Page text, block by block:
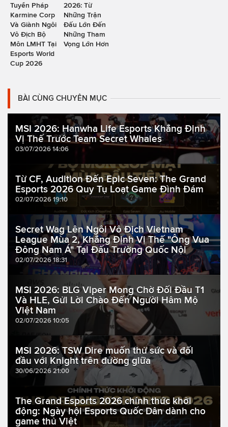
Tuyển Pháp
Karmine Corp
Và Giành Ngôi
Vô Địch Bộ
Môn LMHT Tại
Esports World
Cup 2026
2026: Từ
Những Trận
Đấu Lớn Đến
Những Tham
Vọng Lớn Hơn
BÀI CÙNG CHUYÊN MỤC
MSI 2026: Hanwha Life Esports Khẳng Định
Vị Thế Trước Team Secret Whales
03/07/2026 14:06
Từ CF, Audition Đến Epic Seven: The Grand
Esports 2026 Quy Tụ Loạt Game Đình Đám
02/07/2026 19:10
Secret Wag Lên Ngôi Vô Địch Vietnam
League Mùa 2, Khẳng Định Vị Thế "Ông Vua
Đông Nam Á" Tại Đấu Trường Quốc Nội
02/07/2026 18:31
MSI 2026: BLG Viper Mong Chờ Đối Đầu T1
Và HLE, Gửi Lời Chào Đến Người Hâm Mộ
Việt Nam
02/07/2026 10:05
MSI 2026: TSW Dire muốn thử sức và đối
đầu với Knight trên đường giữa
30/06/2026 21:00
The Grand Esports 2026 chính thức khởi
động: Ngày hội Esports Quốc Dân dành cho
game thủ Việt